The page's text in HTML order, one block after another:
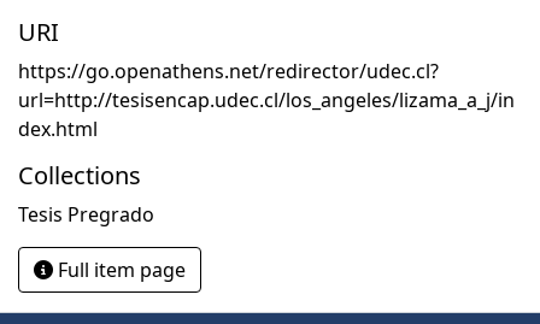
URI
https://go.openathens.net/redirector/udec.cl?
url=http://tesisencap.udec.cl/los_angeles/lizama_a_j/in
dex.html
Collections
Tesis Pregrado
Full item page